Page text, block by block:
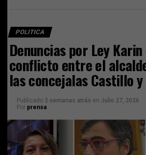
POLITICA
Denuncias por Ley
conflicto entre el
las concejalas Castillo
Publicado 2 semanas atrás en Julio 27, 2026
Por prensa